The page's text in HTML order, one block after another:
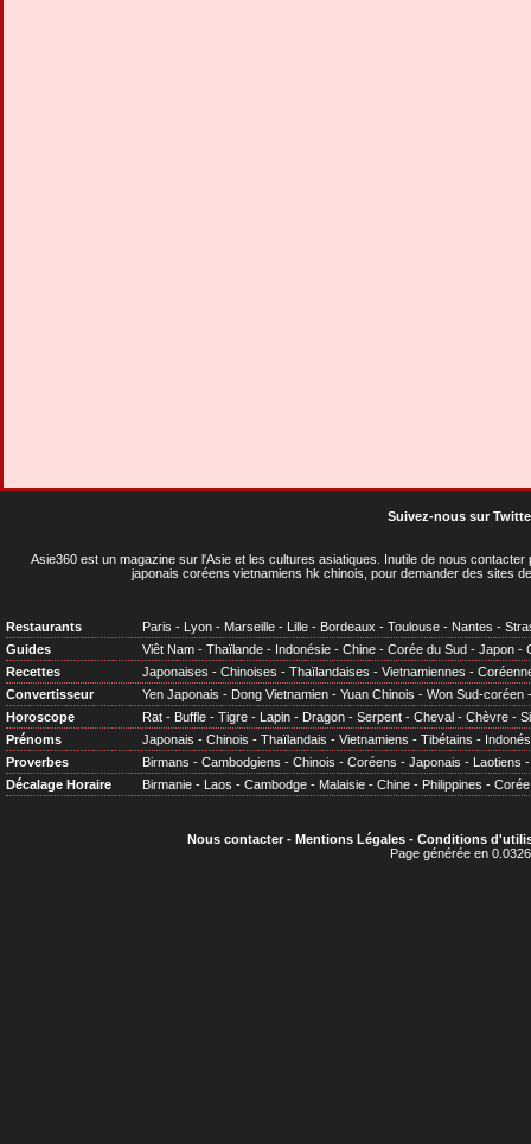
Suivez-nous sur
Asie360 est un magazine sur l'Asie et les cultures asiatiques . Inutile de nous
japonais coréens vietnamiens hk chinois, pour demander des sites
Restaurants Paris - Lyon - Marseille - Lille - Bordeaux - Toulouse - Nantes -
Guides
Viêt Nam - Thaïlande - Indonésie - Chine - Corée du Sud - Japon -
Recettes
Japonaises - Chinoises - Thaïlandaises - Vietnamiennes -
Convertisseur
Yen Japonais - Dong Vietnamien - Yuan Chinois - Won Sud-coréen
Horoscope
Rat - Buffle - Tigre - Lapin - Dragon - Serpent - Cheval - Chèvre -
Prénoms
Japonais - Chinois - Thaïlandais - Vietnamiens - Tibétains -
Proverbes
Birmans - Cambodgiens - Chinois - Coréens - Japonais - Laotiens
Décalage Horaire
Birmanie - Laos - Cambodge - Malaisie - Chine - Philippines - Corée
Nous contacter- Mentions Légales- Conditions
Page générée en